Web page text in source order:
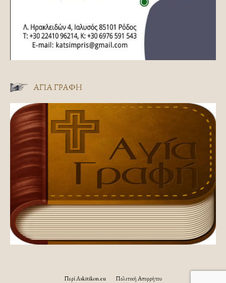
ΑΓΊΑ ΓΡΑΦΉ
Περί Askitikon.eu Πολιτική Απορρήτου